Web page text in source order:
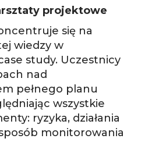
projektowe
się na
wiedzy w
study. Uczestnicy
nad
pełnego planu
wszystkie
ryzyka, działania
monitorowania